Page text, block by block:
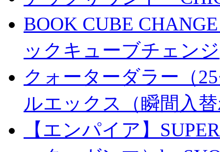
BOOK CUBE
ックキューブチェンジ
クォーターダラー（
ルエックス（瞬間入
【エンパイア】